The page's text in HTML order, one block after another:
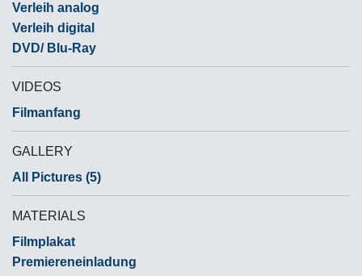
Verleih analog
Verleih digital
DVD/ Blu-Ray
VIDEOS
Filmanfang
GALLERY
All Pictures (5)
MATERIALS
Filmplakat
Premiereneinladung